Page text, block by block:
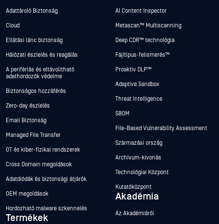
Adattároló Biztonság
Cloud
Ellátási lánc biztonság
Hálózati észlelés és reagálás
A perifériás és eltávolítható
adathordozók védelme
Biztonságos hozzáférés
Zero-day észlelés
Email Biztonság
Managed File Transfer
OT és kiber-fizikai rendszerek
Cross Domain megoldások
Adatdiódák és biztonsági átjárók
OEM megoldások
Hordozható malware szkennelés
Termékek
AI Content Inspector
Metascan™ Multiscanning
Deep CDR™ technológia
Fájltípus-felismerés™
Proaktív DLP™
Adaptive Sandbox
Threat Intelligence
SBOM
File-Based Vulnerability Assessment
Származási ország
Archívum-kivonás
Technológiai Központ
Kutatóközpont
Akadémia
Az Akadémiáról